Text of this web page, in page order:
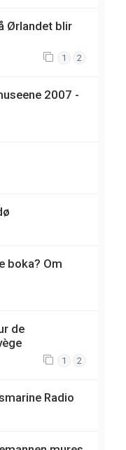
Ørlandet blir
1 2
2007 -
boka? Om
de
1 2
Radio